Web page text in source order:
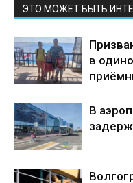
ЭТО МОЖЕТ БЫТЬ
в
В